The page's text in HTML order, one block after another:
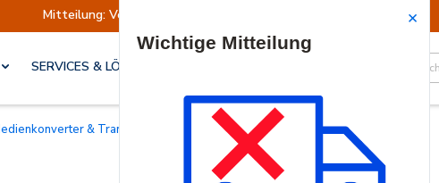
Mitteilung: Versand ausgesetzt
SERVICES & LÖSUNGEN
Medienkonverter & Transceiver SFP-Module